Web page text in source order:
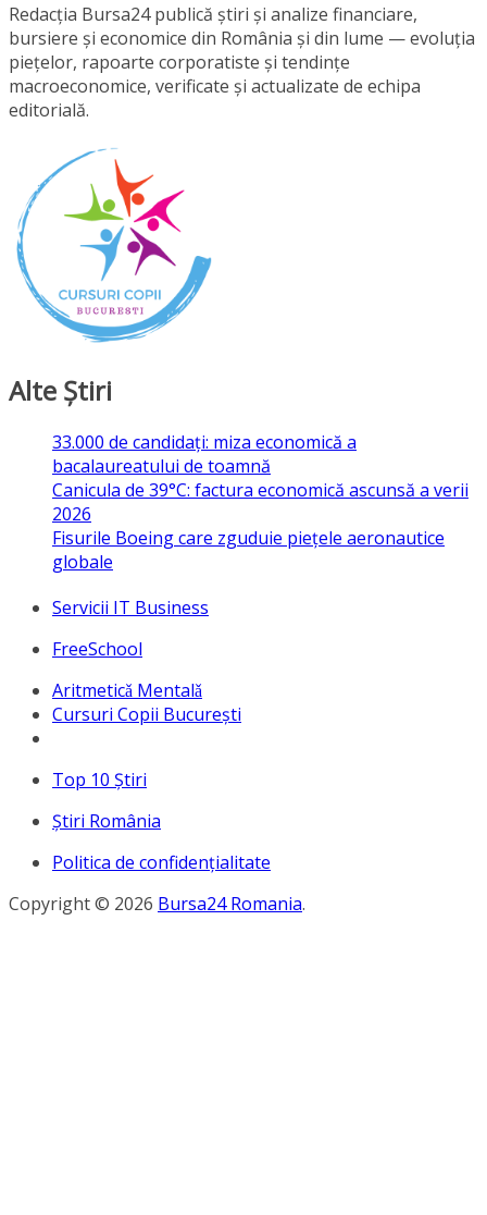
Redacția Bursa24 publică știri și analize financiare,
bursiere și economice din România și din lume — evoluția
piețelor, rapoarte corporatiste și tendințe
macroeconomice, verificate și actualizate de echipa
editorială.
Alte Ştiri
33.000 de candidați: miza economică a
bacalaureatului de toamnă
Canicula de 39°C: factura economică ascunsă a verii
2026
Fisurile Boeing care zguduie piețele aeronautice
globale
Servicii IT Business
FreeSchool
Aritmeticǎ Mentalǎ
Cursuri Copii București
Top 10 Ştiri
Ştiri România
Politica de confidențialitate
Copyright © 2026 Bursa24 Romania.